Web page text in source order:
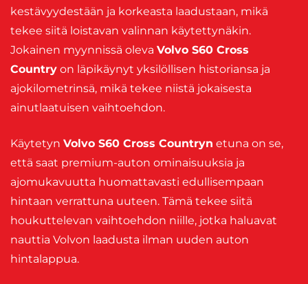
kestävyydestään ja korkeasta laadustaan, mikä
tekee siitä loistavan valinnan käytettynäkin.
Jokainen myynnissä oleva Volvo S60 Cross
Country on läpikäynyt yksilöllisen historiansa ja
ajokilometrinsä, mikä tekee niistä jokaisesta
ainutlaatuisen vaihtoehdon.
Käytetyn Volvo S60 Cross Countryn etuna on se,
että saat premium-auton ominaisuuksia ja
ajomukavuutta huomattavasti edullisempaan
hintaan verrattuna uuteen. Tämä tekee siitä
houkuttelevan vaihtoehdon niille, jotka haluavat
nauttia Volvon laadusta ilman uuden auton
hintalappua.